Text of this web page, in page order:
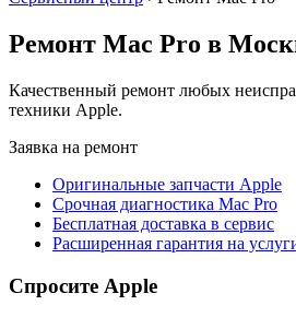
Ремонт Mac Pro в
Качественный ремонт любых
техники Apple.
Заявка на ремонт
Оригинальные запчасти Apple
Срочная диагностика Mac Pro
Бесплатная доставка в сервис
Расширенная гарантия на
Спросите Apple